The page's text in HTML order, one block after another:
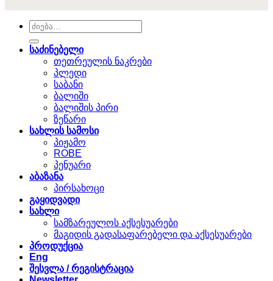
ძებნა:
საძინებელი
თეთრეულის ნაკრები
პლედი
საბანი
ბალიში
ბალიშის პირი
ზეწარი
სახლის სამოსი
პიჟამო
ROBE
პენუარი
აბაზანა
პირსახოცი
გაყიდვადი
სახლი
სამზარეულოს აქსესუარები
მაგიდის გადასაფარებელი და აქსესუარები
პროდუქცია
Eng
შესვლა / რეგისტრაცია